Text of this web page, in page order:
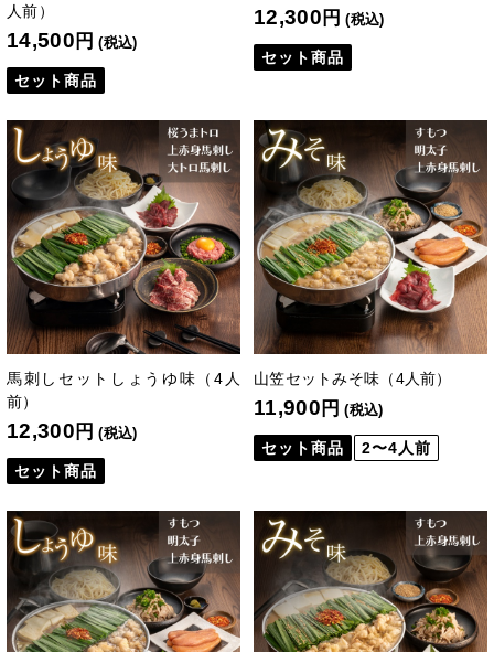
人前）
14,500 円 (税込)
セット商品
12,300 円 (税込)
セット商品
馬刺しセットしょうゆ味（4人
前）
12,300 円 (税込)
セット商品
山笠セットみそ味（4人前）
11,900 円 (税込)
セット商品 2〜4人前